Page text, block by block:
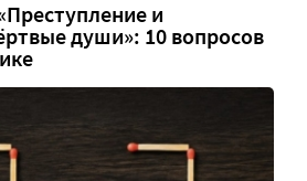
и
души»: 10 вопросов